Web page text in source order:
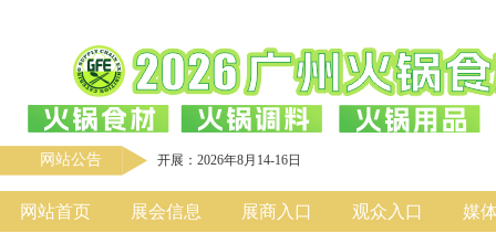
网站公告 开展：2026年8月14-16日
网站首页 展会信息 展商入口 观众入口 媒